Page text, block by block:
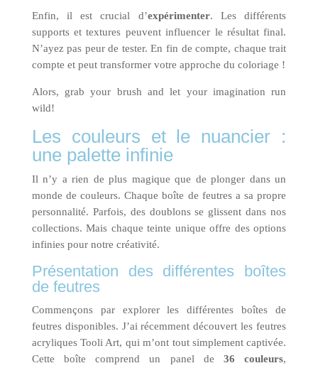
Enfin, il est crucial d’expérimenter. Les différents
supports et textures peuvent influencer le résultat final.
N’ayez pas peur de tester. En fin de compte, chaque trait
compte et peut transformer votre approche du coloriage !
Alors, grab your brush and let your imagination run
wild!
Les couleurs et le nuancier :
une palette infinie
Il n’y a rien de plus magique que de plonger dans un
monde de couleurs. Chaque boîte de feutres a sa propre
personnalité. Parfois, des doublons se glissent dans nos
collections. Mais chaque teinte unique offre des options
infinies pour notre créativité.
Présentation des différentes boîtes
de feutres
Commençons par explorer les différentes boîtes de
feutres disponibles. J’ai récemment découvert les feutres
acryliques Tooli Art, qui m’ont tout simplement captivée.
Cette boîte comprend un panel de 36 couleurs,